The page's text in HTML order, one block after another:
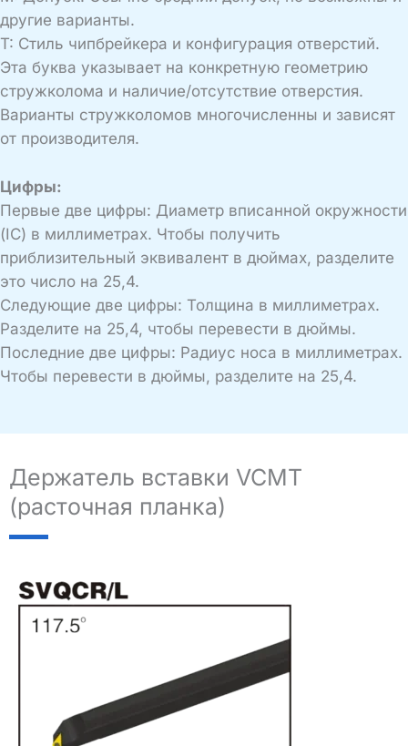
другие варианты.
T: Стиль чипбрейкера и конфигурация отверстий.
Эта буква указывает на конкретную геометрию
стружколома и наличие/отсутствие отверстия.
Варианты стружколомов многочисленны и зависят
от производителя.
Цифры:
Первые две цифры: Диаметр вписанной окружности
(IC) в миллиметрах. Чтобы получить
приблизительный эквивалент в дюймах, разделите
это число на 25,4.
Следующие две цифры: Толщина в миллиметрах.
Разделите на 25,4, чтобы перевести в дюймы.
Последние две цифры: Радиус носа в миллиметрах.
Чтобы перевести в дюймы, разделите на 25,4.
Держатель вставки VCMT
(расточная планка)